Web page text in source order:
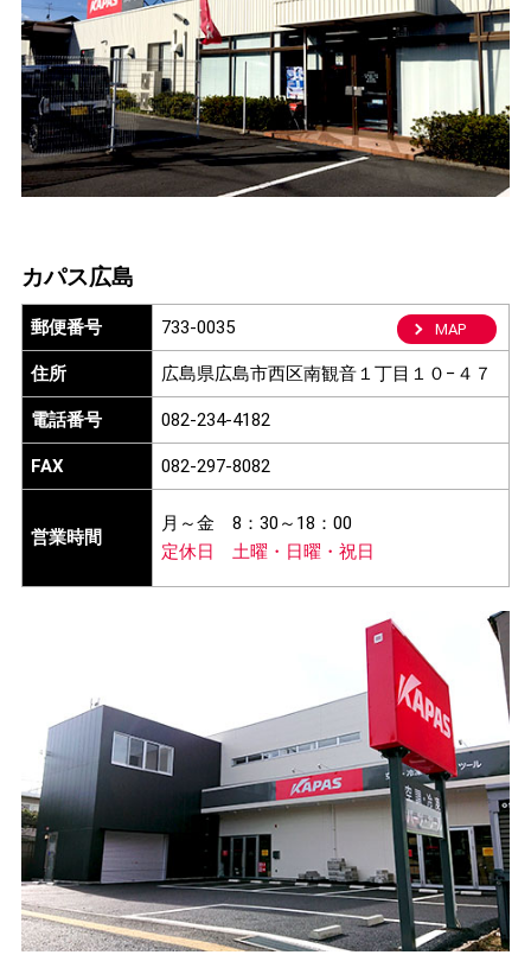
カパス広島
郵便番号 733-0035 MAP
住所 広島県広島市西区南観音１丁目１０−４７
電話番号 082-234-4182
FAX 082-297-8082
営業時間
月～金
8：30～18：00
定休日
土曜・日曜・祝日